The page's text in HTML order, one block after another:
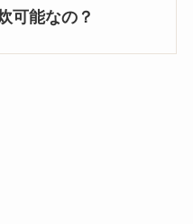
可能なの？